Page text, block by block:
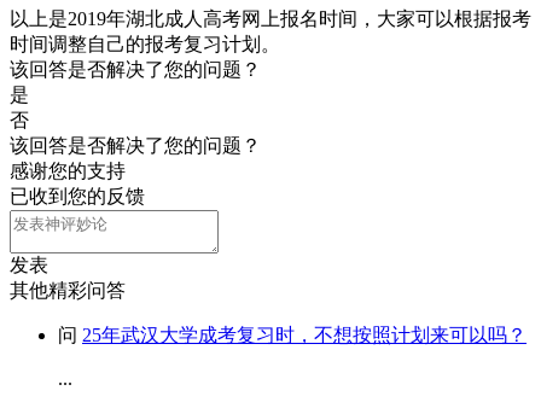
以上是2019年湖北成人高考网上报名时间，大家可以根据报考
时间调整自己的报考复习计划。
该回答是否解决了您的问题？
是
否
该回答是否解决了您的问题？
感谢您的支持
已收到您的反馈
发表
其他精彩问答
问 25年武汉大学成考复习时，不想按照计划来可以吗？
...